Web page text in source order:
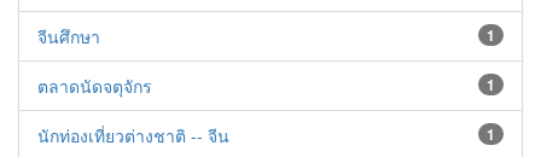
1
จีนศึกษา
1
ตลาดนัดจตุจักร
1
นักท่องเที่ยวต่างชาติ -- จีน